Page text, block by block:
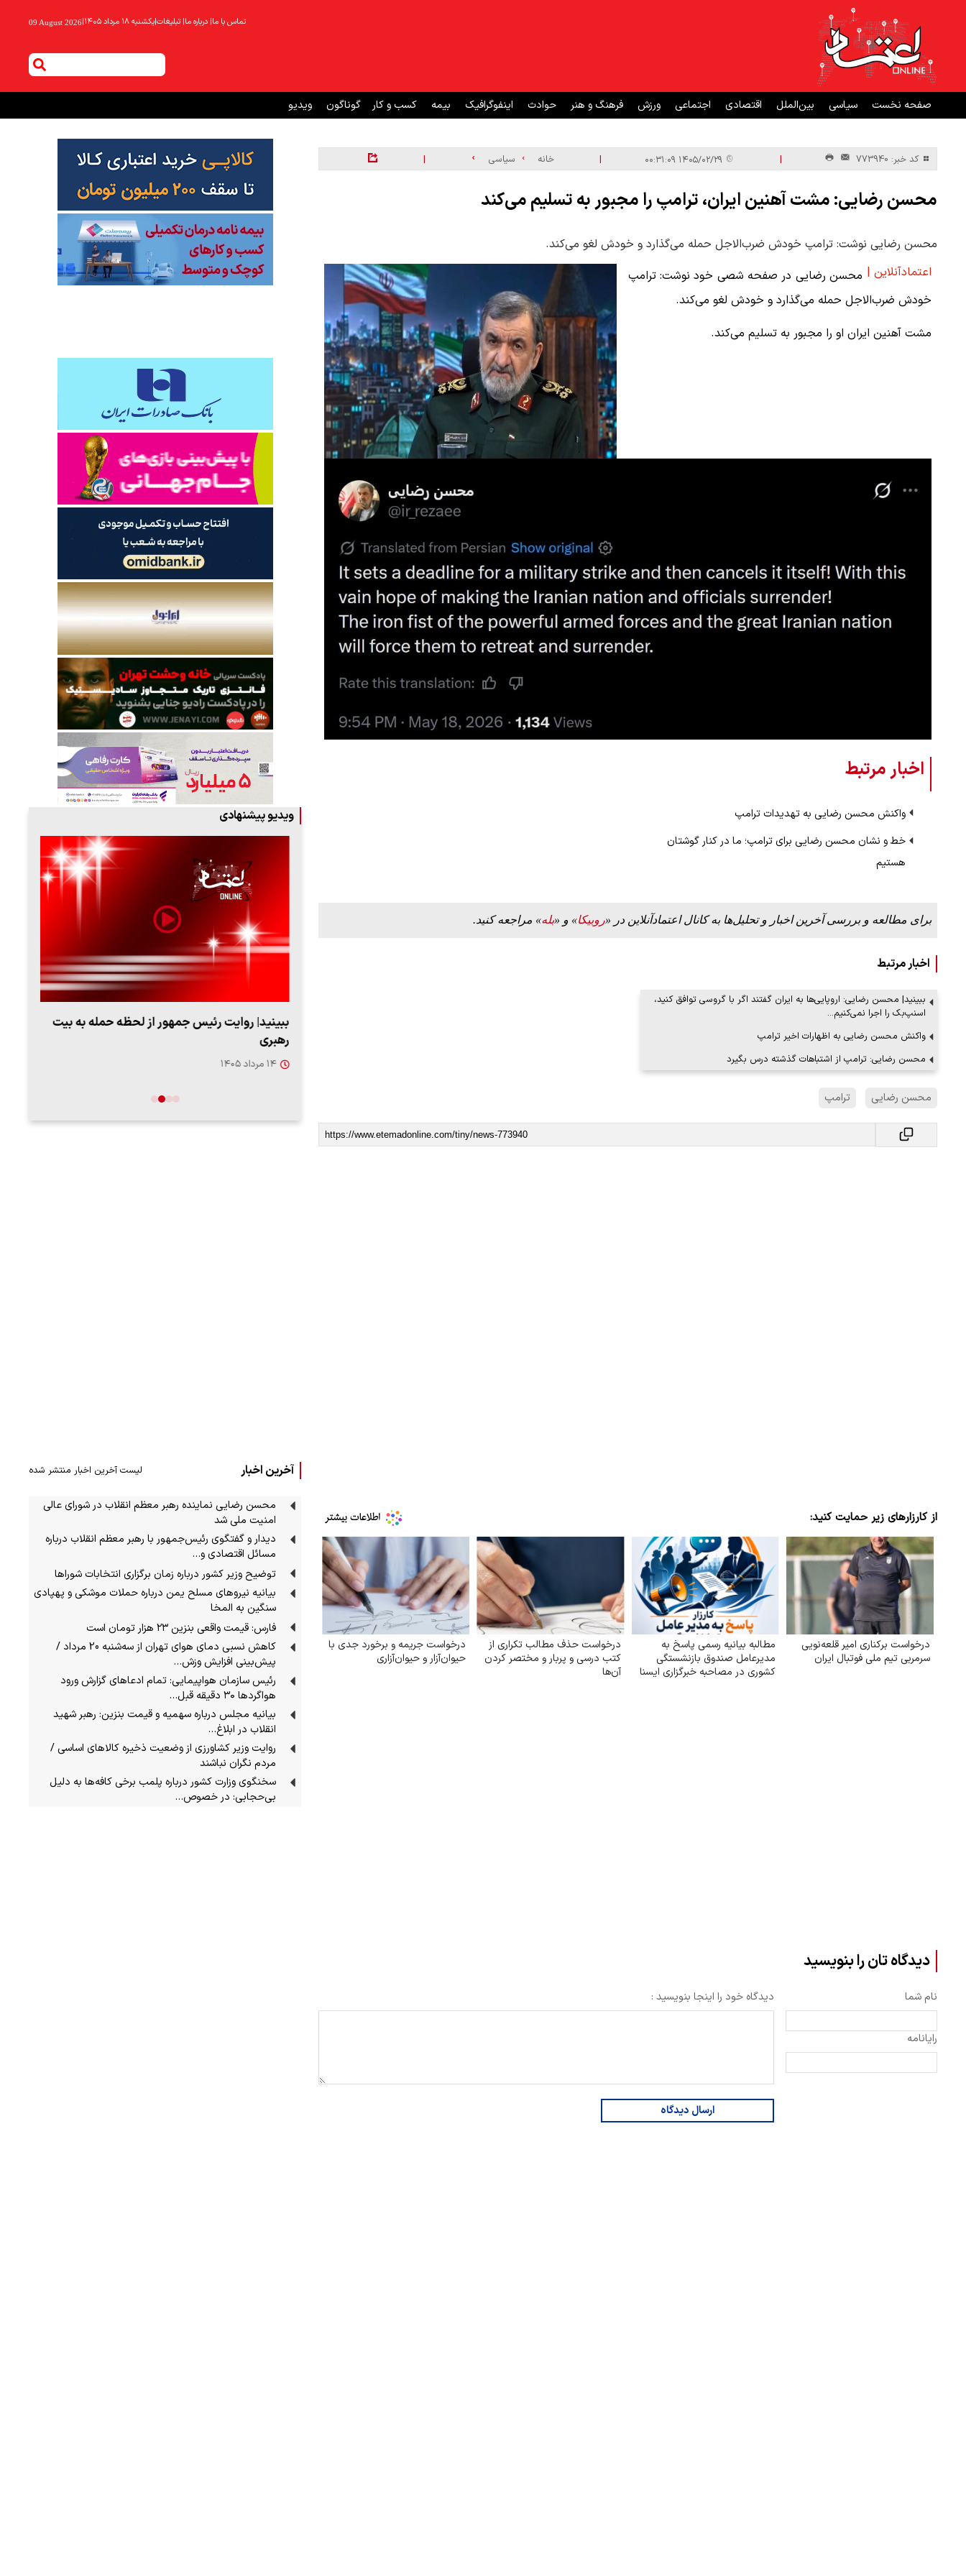
تماس با ما| درباره ما| تبلیغات|یکشنبه ۱۸ مرداد ۱۴۰۵ |
09 August 2026
صفحه نخست سیاسی بین‌الملل اقتصادی اجتماعی ورزش فرهنگ و هنر حوادث اینفوگرافیک بیمه کسب و کار گوناگون ویدیو
کد خبر: 773940 | ۱۴۰۵/۰۲/۲۹ ۰۰:۳۱:۰۹ | خانه سیاسی |
محسن رضایی: مشت آهنین ایران، ترامپ را مجبور به تسلیم می‌کند
محسن رضایی نوشت: ترامپ خودش ضرب‌الاجل حمله می‌گذارد و خودش لغو می‌کند.
اعتمادآنلاین | محسن رضایی در صفحه شصی خود نوشت: ترامپ
خودش ضرب‌الاجل حمله می‌گذارد و خودش لغو می‌کند.
مشت آهنین ایران او را مجبور به تسلیم می‌کند.
اخبار مرتبط
واکنش محسن رضایی به تهدیدات ترامپ
خط و نشان محسن رضایی برای ترامپ؛ ما در کنار گوشتان
هستیم
برای مطالعه و بررسی آخرین اخبار و تحلیل‌ها به کانال اعتمادآنلاین در «روبیکا» و «بله» مراجعه کنید.
اخبار مرتبط
ببینید| محسن رضایی: اروپایی‌ها به ایران گفتند اگر با گروسی توافق کنید،
اسنپ‌بک را اجرا نمی‌کنیم…
واکنش محسن رضایی به اظهارات اخیر ترامپ
محسن رضایی: ترامپ از اشتباهات گذشته درس بگیرد
محسن رضایی ترامپ
از کارزارهای زیر حمایت کنید:
درخواست برکناری امیر قلعه‌نویی
سرمربی تیم ملی فوتبال ایران
مطالبه بیانیه رسمی پاسخ به
مدیرعامل صندوق بازنشستگی
کشوری در مصاحبه خبرگزاری ایسنا
درخواست حذف مطالب تکراری از
کتب درسی و پربار و مختصر کردن
آن‌ها
درخواست جریمه و برخورد جدی با
حیوان‌آزار و حیوان‌آزاری
دیدگاه تان را بنویسید
نام شما
رایانامه
دیدگاه خود را اینجا بنویسید :
ارسال دیدگاه
ویدیو پیشنهادی
دفاع می‌کنیم، اما
ببینید| سخنگوی سپاه: بازگشایی تنگه هرمز منوط به
پذیرش شروط ایران از…
۱۷ مرداد ۱۴۰۵
ببینید| روایت رئیس جمهور از لحظه حمله به بیت
رهبری
۱۴ مرداد ۱۴۰۵
آخرین اخبار لیست آخرین اخبار منتشر شده
محسن رضایی نماینده رهبر معظم انقلاب در شورای عالی
امنیت ملی شد
دیدار و گفتگوی رئیس‌جمهور با رهبر معظم انقلاب درباره
مسائل اقتصادی و…
توضیح وزیر کشور درباره زمان برگزاری انتخابات شوراها
بیانیه نیروهای مسلح یمن درباره حملات موشکی و پهپادی
سنگین به المخا
فارس: قیمت واقعی بنزین ۲۳ هزار تومان است
کاهش نسبی دمای هوای تهران از سه‌شنبه 20 مرداد /
پیش‌بینی افزایش وزش…
رئیس سازمان هواپیمایی: تمام ادعاهای گزارش ورود
هواگردها ٣٠ دقیقه قبل…
بیانیه مجلس درباره سهمیه و قیمت بنزین: رهبر شهید
انقلاب در ابلاغ…
روایت وزیر کشاورزی از وضعیت ذخیره کالاهای اساسی /
مردم نگران نباشند
سخنگوی وزارت کشور درباره پلمب برخی کافه‌ها به دلیل
بی‌حجابی: در خصوص…